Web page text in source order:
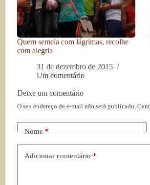
Quem semeia com lágrimas, recolhe
com alegria
31 de dezembro de 2015
Um comentário
Deixe um comentário
O seu endereço de e-mail não será publicado.
Nome*
Adicionar comentário *